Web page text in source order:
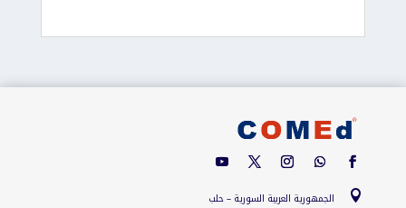

الجمهورية العربية السورية – حلب